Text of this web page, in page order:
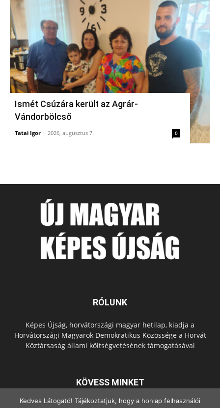
Ismét Csúzára került az Agrár-
Vándorbölcső
Tatai Igor - 2026, augusztus 7. 0
RÓLUNK
Képes Újság, horvátországi magyar hetilap, kiadja a
Horvátországi Magyarok Demokratikus Közössége a Horvát
Köztársaság állami költségvetésének támogatásával
KÖVESS MINKET
Kedves Látogató! Tájékoztatjuk, hogy a honlap felhasználói